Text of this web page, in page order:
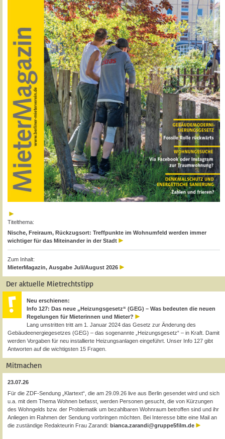
Titelthema:
Nische, Freiraum, Rückzugsort: Treffpunkte im Wohnumfeld werden immer
wichtiger für das Miteinander in der Stadt
Zum Inhalt:
MieterMagazin, Ausgabe Juli/August 2026
Der aktuelle Mietrechtstipp
Neu erschienen:
Info 127: Das neue „Heizungsgesetz“ (GEG) – Was bedeuten die neuen
Regelungen für Mieterinnen und Mieter?
Lang umstritten tritt am 1. Januar 2024 das Gesetz zur Änderung des
Gebäudeenergiegesetzes (GEG) – das sogenannte „Heizungsgesetz“ – in Kraft. Damit
werden Vorgaben für neu installierte Heizungsanlagen eingeführt. Unser Info 127 gibt
Antworten auf die wichtigsten 15 Fragen.
Mitmachen
23.07.26
Für die ZDF-Sendung „Klartext“, die am 29.09.26 live aus Berlin gesendet wird und sich
u.a. mit dem Thema Wohnen befasst, werden Personen gesucht, die von Kürzungen
des Wohngelds bzw. der Problematik um bezahlbaren Wohnraum betroffen sind und ihr
Anliegen im Rahmen der Sendung vorbringen möchten. Bei Interesse bitte eine Mail an
die zuständige Redakteurin Frau Zarandi: bianca.zarandi@gruppe5film.de